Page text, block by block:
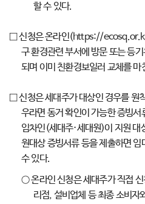
할 수 있다.
□ 신청은 온라인(https://
구 환경관련 부서에 방문 또는 등
되며 이미 친환경보일러 교체를
□ 신청은 세대주가 대상인 경우를 원
우라면 동거 확인이 가능한 증빙
임차인(세대주·세대원)이 지원 대
원대상 증빙서류 등을 제출하면
수 있다.
○ 온라인 신청은 세대주가 직접
리점, 설비업체 등 최종 소비자